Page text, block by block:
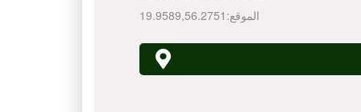
الموقع:
19.9589,56.2751